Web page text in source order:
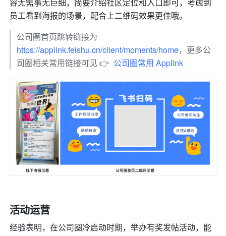
员工看到海报的场景，配合上二维码效果更佳哦。
https://applink.feishu.cn/client/moments/home，更多公
司圈相关常用链接可见 👉 公司圈常用 Applink
活动运营
经验表明，在公司圈冷启动时期，举办有奖发帖活动，能